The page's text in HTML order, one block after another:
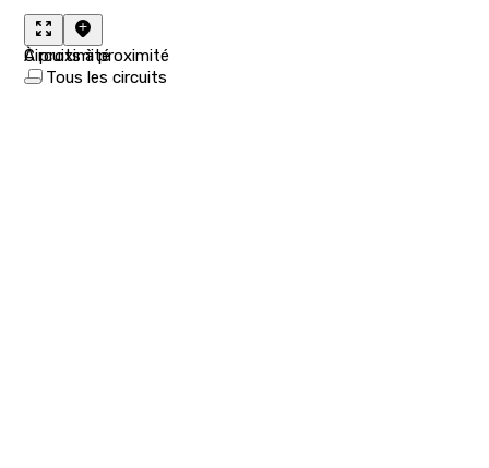
À proximité
Circuits à proximité
Tous les circuits